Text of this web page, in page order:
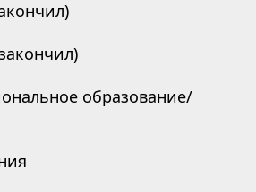
образование/